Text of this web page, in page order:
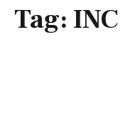
Tag: INC